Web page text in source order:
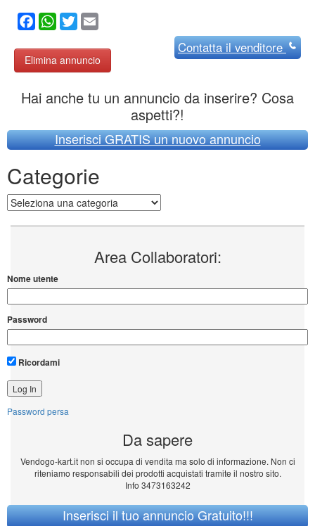
Facebook
WhatsApp
Twitter
Elimina annuncio
Contattail venditore
Hai anche tu un annuncio da inserire? Cosa
aspetti?!
Inserisci GRATIS un nuovo annuncio
Categorie
Categorie
Area Collaboratori:
Nome utente
Password
Ricordami
Password persa
Da sapere
Vendogo-kart.it non si occupa di vendita ma solo di informazione. Non ci
riteniamo responsabili dei prodotti acquistati tramite il nostro sito.
Info 3473163242
Inserisci il tuo annuncio Gratuito!!!